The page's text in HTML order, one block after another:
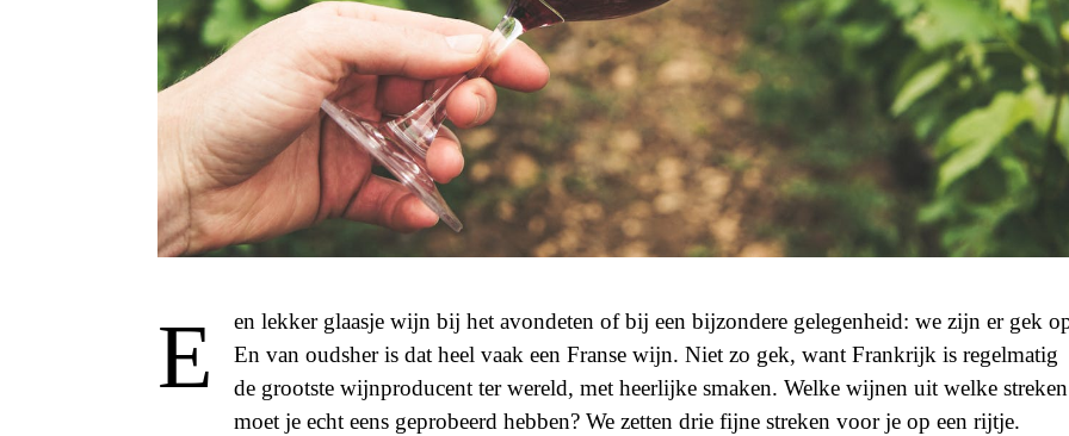
Een lekker glaasje wijn bij het avondeten of bij een bijzondere gelegenheid: we zijn er gek op.
En van oudsher is dat heel vaak een Franse wijn. Niet zo gek, want Frankrijk is regelmatig
de grootste wijnproducent ter wereld, met heerlijke smaken. Welke wijnen uit welke streken
moet je echt eens geprobeerd hebben? We zetten drie fijne streken voor je op een rijtje.